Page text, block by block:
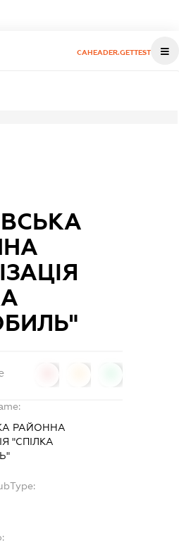
CAHEADER.GETTEST
РАЙОННА
"СПІЛКА